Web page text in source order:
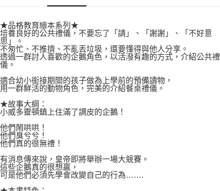
３．未成年的使用者請事先徵得法定代理人或監護人之同意方可使用
任。
４．使用「AFTEE先享後付」時，將依據個別帳號之用戶狀況，依本公司即
時審查核予不同之上限額度；若仍有額度不足之情形，本公司將視審查結果
請求用戶進行身份認證。
５．嚴禁一人註冊多個帳號或使用他人資訊註冊。若發現惡意使用之情形，
恩沛科技股份有限公司將有權停止該用戶之使用額度並採取法律行動。
每筆NT$100，滿NT$800(含以上)免運費
國家/地區配送
★品格教育繪本系列★
培養良好的公共禮儀，不要忘了「請」、「謝謝」、「不好意
思」。
不匆忙、不推擠、不亂丟垃圾，還要懂得與他人分享。
透過一群討人喜歡的企鵝角色，以活潑有趣的方式，介紹公共禮
儀。
適合幼小銜接期間的孩子做為上學前的預備讀物，
用一群鮮活的動物角色，完美的介紹餐桌禮儀。
★故事大綱：
小威多靈頓鎮上住滿了調皮的企鵝！
他們鬧哄哄！
他們臭兮兮！
他們真的很無禮！
有消息傳來說，皇帝即將舉辦一場大競賽。
這些企鵝真的很想贏，
可是他們必須先學會改變自己的行為…….